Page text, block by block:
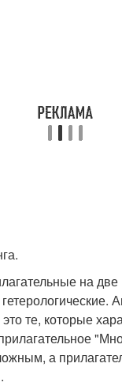
на две
те, которые
а